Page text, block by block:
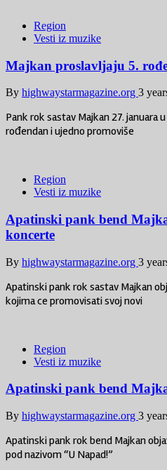
Region
Vesti iz muzike
Majkan proslavljaju 5.
By highwaystarmagazine.org 3
Pank rok sastav Majkan 27. januara
rođendan i ujedno promoviše
Region
Vesti iz muzike
Apatinski pank bend
koncerte
By highwaystarmagazine.org 3
Apatinski pank rok sastav Majkan
kojima ce promovisati svoj novi
Region
Vesti iz muzike
Apatinski pank bend
By highwaystarmagazine.org 3
Apatinski pank rok bend Majkan
pod nazivom “U Napad!”